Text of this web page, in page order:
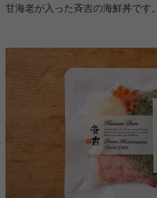
甘海老が入った斉吉の海鮮丼です。